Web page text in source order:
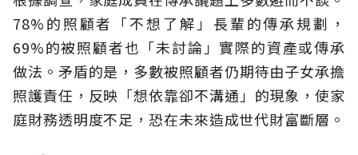
78%的照顧者「不想了解」長輩的傳承規劃，
69%的被照顧者也「未討論」實際的資產或傳承
做法。矛盾的是，多數被照顧者仍期待由子女承擔
照護責任，反映「想依靠卻不溝通」的現象，使家
庭財務透明度不足，恐在未來造成世代財富斷層。